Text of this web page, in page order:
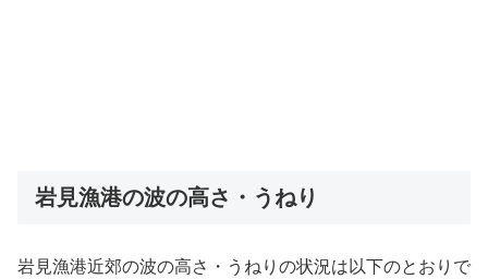
岩見漁港の波の高さ・うねり
岩見漁港近郊の波の高さ・うねりの状況は以下のとおりで